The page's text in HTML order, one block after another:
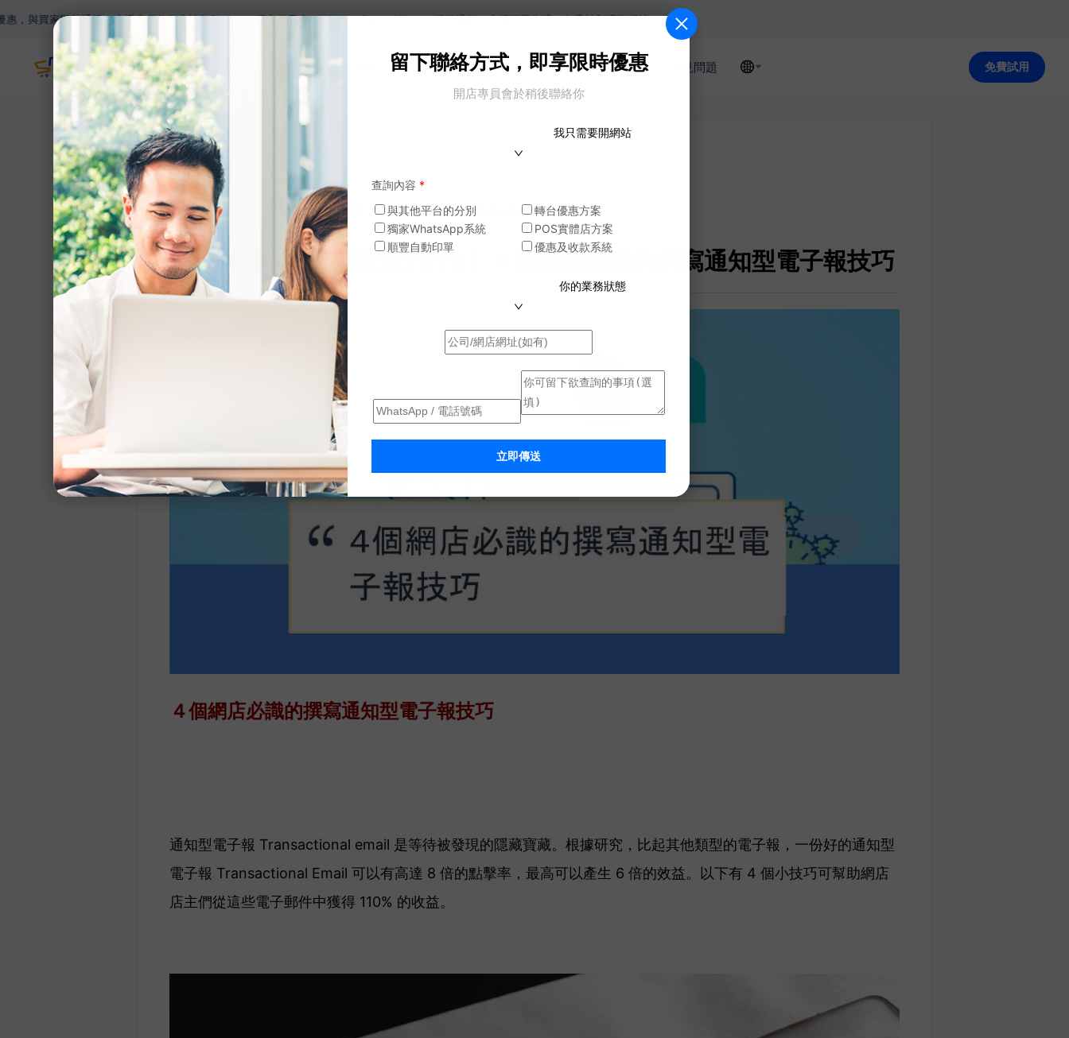
時通訊。支援多種收款方法如Paypal，網上信用卡，Wechat Pay，Alipay，銀行過數。支援順豐物流，年費計劃獲贈網址。
主頁 網店功能 商戶案例 模版 電商教室 常見問題 免費試用
留下聯絡方式，即享限時優惠
開店專員會於稍後聯絡你
我只需要開網站
查詢內容 *
與其他平台的分別
轉台優惠方案
獨家WhatsApp系統
POS實體店方案
順豐自動印單
優惠及收款系統
你的業務狀態
立即傳送
網誌
【SHOPAGE電商教室2026】４個網店必識的撰寫通知型電子報技巧
【SHOPAGE電商教室2026】４個網店必識的撰寫通知型電子報技巧
４個網店必識的撰寫通知型電子報技巧
通知型電子報 Transactional email 是等待被發現的隱藏寶藏。根據研究，比起其他類型的電子報，一份好的通知型
電子報 Transactional Email 可以有高達 8 倍的點擊率，最高可以產生 6 倍的效益。以下有 4 個小技巧可幫助網店
店主們從這些電子郵件中獲得 110% 的收益。